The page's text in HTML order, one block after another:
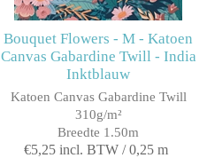
Bouquet Flowers - M - Katoen
Canvas Gabardine Twill - India
Inktblauw
Katoen Canvas Gabardine Twill
310g/m²
Breedte 1.50m
€5,25 incl. BTW / 0,25 m